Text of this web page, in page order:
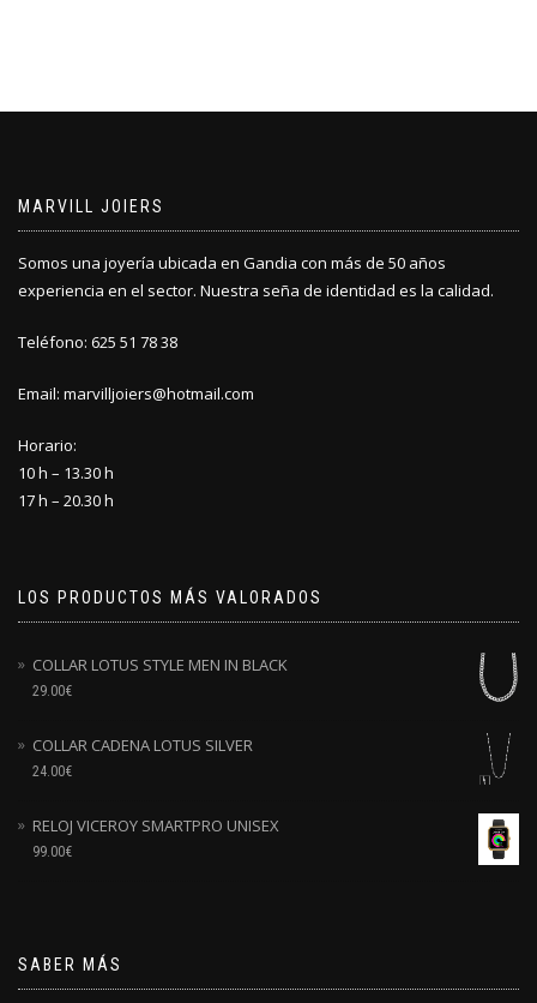
MARVILL JOIERS
Somos una joyería ubicada en Gandia con más de 50 años
experiencia en el sector. Nuestra seña de identidad es la calidad.
Teléfono: 625 51 78 38
Email: marvilljoiers@hotmail.com
Horario:
10 h – 13.30 h
17 h – 20.30 h
LOS PRODUCTOS MÁS VALORADOS
COLLAR LOTUS STYLE MEN IN BLACK
29.00€
COLLAR CADENA LOTUS SILVER
24.00€
RELOJ VICEROY SMARTPRO UNISEX
99.00€
SABER MÁS